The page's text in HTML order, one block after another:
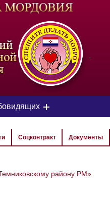
-
СХЕМА
Соцконтракт Документы
району РМ»